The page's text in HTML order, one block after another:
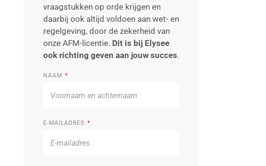
vraagstukken op orde krijgen en
daarbij ook altijd voldoen aan wet- en
regelgeving, door de zekerheid van
onze AFM-licentie. Dit is bij Elysee
ook richting geven aan jouw succes.
NAAM
E-MAILADRES